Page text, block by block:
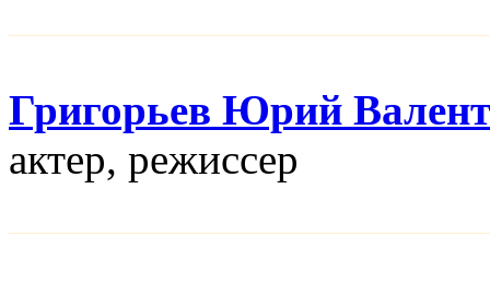
Григорьев Юрий
актер, режисcер